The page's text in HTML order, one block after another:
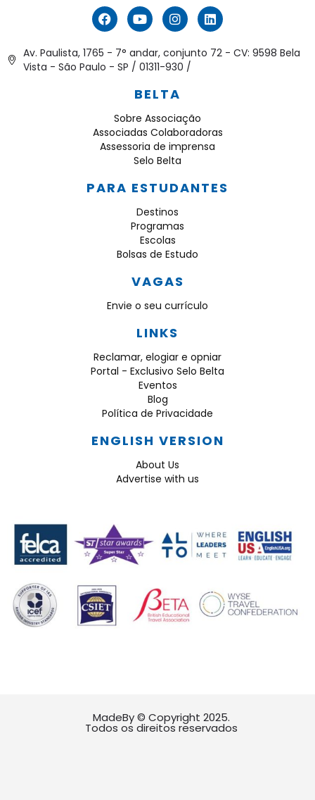
Av. Paulista, 1765 - 7° andar, conjunto 72 - CV: 9598 Bela
Vista - São Paulo - SP / 01311-930 /
BELTA
Sobre Associação
Associadas Colaboradoras
Assessoria de imprensa
Selo Belta
PARA ESTUDANTES
Destinos
Programas
Escolas
Bolsas de Estudo
VAGAS
Envie o seu currículo
LINKS
Reclamar, elogiar e opniar
Portal - Exclusivo Selo Belta
Eventos
Blog
Política de Privacidade
ENGLISH VERSION
About Us
Advertise with us
MadeBy © Copyright 2025.
Todos os direitos reservados